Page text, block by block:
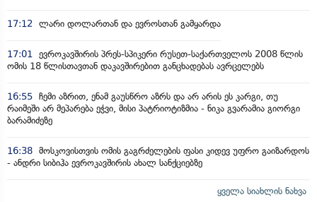
17:12 ლარი დოლართან და ევროსთან გამყარდა
17:01 ევროკავშირის პრეს-სპიკერი რუსეთ-საქართველოს 2008 წლის
ომის 18 წლისთავთან დაკავშირებით განცხადებას ავრცელებს
16:55 ჩემი აზრით, ენამ გაუსწრო აზრს და არ არის ეს კარგი, თუ
რაიმეში არ მეპარება ეჭვი, მისი პატრიოტიზმია - ნიკა გვარამია გიორგი
ბარამიძეზე
16:38 მოსკოვისთვის ომის გაგრძელების ფასი კიდევ უფრო გაიზარდოს
- ანდრი სიბიჰა ევროკავშირის ახალ სანქციებზე
ყველა სიახლის ნახვა